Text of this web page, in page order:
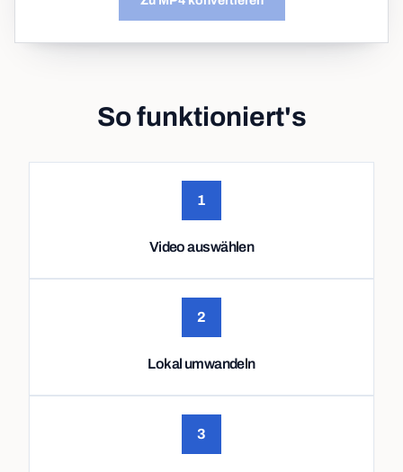
So funktioniert's
1
Video auswählen
2
Lokal umwandeln
3